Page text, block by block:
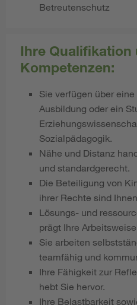
Betreutenschutz
Ihre Qualifikation
Kompetenzen:
Sie verfügen über
Ausbildung oder ein
Sozialpädagogik.
Nähe und Distanz
und standardgerecht.
Die Beteiligung von
ihrer Rechte sind
Lösungs- und
prägt Ihre
Sie arbeiten
teamfähig und
Ihre Fähigkeit zur
hebt Sie hervor.
Ihre Belastbarkeit